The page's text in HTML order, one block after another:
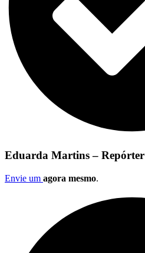
Eduarda Martins – Repórter
Envie um agora mesmo.